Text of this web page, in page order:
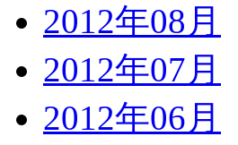
2012年08月
2012年07月
2012年06月